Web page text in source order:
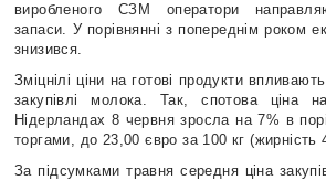
виробленого СЗМ оператори
запаси. У порівнянні з попереднім роком
знизився.
Зміцнілі ціни на готові продукти
закупівлі молока. Так, спотова ціна
Нідерландах 8 червня зросла на 7% в
торгами, до 23,00 євро за 100 кг (жирність
За підсумками травня середня ціна